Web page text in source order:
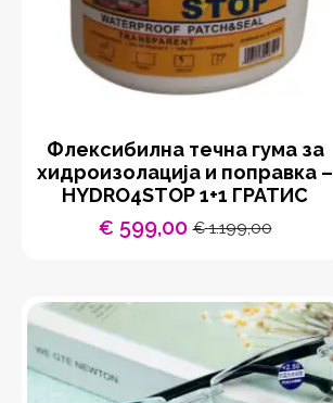
Флексибилна течна гума за
хидроизолација и поправка –
HYDRO4STOP 1+1 ГРАТИС
€1.199,00
Original
€ 1.199,00.
€ 599,00Current
€ 599,00.